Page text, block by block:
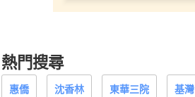
熱門搜尋
惠僑 沈香林 東華三院 基灣